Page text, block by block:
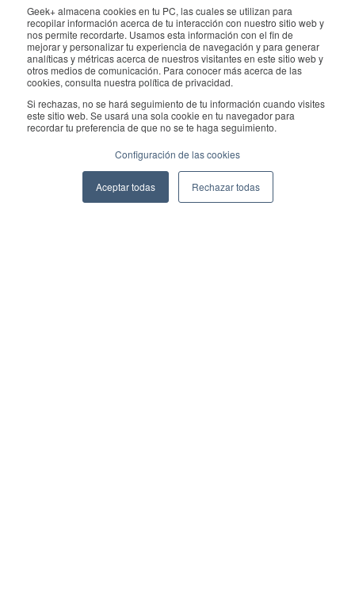
Geek+ almacena cookies en tu PC, las cuales se utilizan para
recopilar información acerca de tu interacción con nuestro sitio web y
nos permite recordarte. Usamos esta información con el fin de
mejorar y personalizar tu experiencia de navegación y para generar
analíticas y métricas acerca de nuestros visitantes en este sitio web y
otros medios de comunicación. Para conocer más acerca de las
cookies, consulta nuestra política de privacidad.
Si rechazas, no se hará seguimiento de tu información cuando visites
este sitio web. Se usará una sola cookie en tu navegador para
recordar tu preferencia de que no se te haga seguimiento.
Configuración de las cookies
Aceptar todas Rechazar todas
Para consultas, póngase en contacto con el departamento de
ventas:sales@geekplus.com. Para promociones, póngase en
contacto con el departamento de relaciones públicas:
pr@geekplus.com
Copyright © 2026 Geekplus Technology Co., Ltd. All rights
reserved.
Legal Become a partner